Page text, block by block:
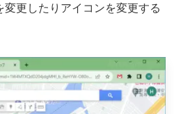
更したりアイコンを変更する